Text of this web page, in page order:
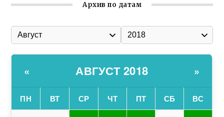
Архив по датам
« АВГУСТ 2018 »
ПН ВТ СР ЧТ ПТ СБ ВС